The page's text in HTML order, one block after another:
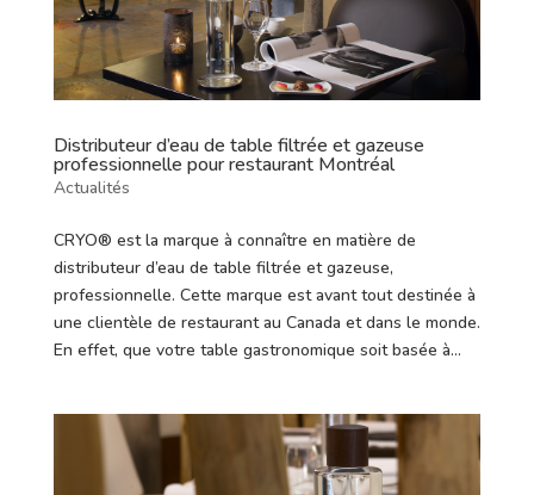
Distributeur d’eau de table filtrée et gazeuse
professionnelle pour restaurant Montréal
Actualités
CRYO® est la marque à connaître en matière de
distributeur d’eau de table filtrée et gazeuse,
professionnelle. Cette marque est avant tout destinée à
une clientèle de restaurant au Canada et dans le monde.
En effet, que votre table gastronomique soit basée à...